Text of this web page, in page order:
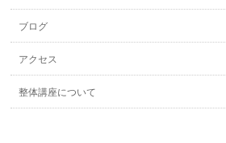
ブログ
アクセス
整体講座について